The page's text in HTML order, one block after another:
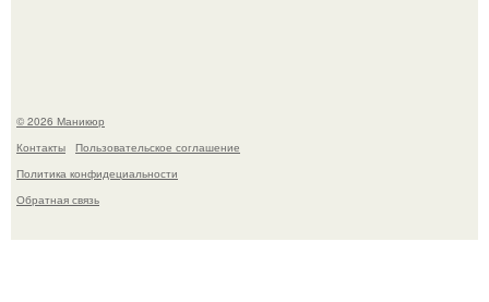
© 2026 Маникюр
Контакты
Пользовательское соглашение
Политика конфидециальности
Обратная связь